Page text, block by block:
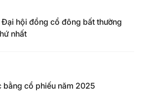
Đại hội đồng cổ đông bất thường
nhất
bằng cổ phiếu năm 2025